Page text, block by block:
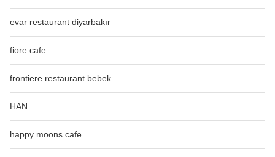
evar restaurant diyarbakır
fiore cafe
frontiere restaurant bebek
HAN
happy moons cafe